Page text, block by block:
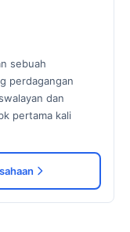
sebuah
perdagangan
dan
pertama kali